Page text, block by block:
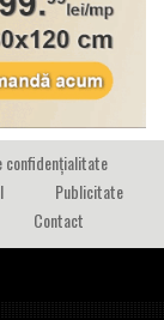
confidențialitate
Publicitate
Contact